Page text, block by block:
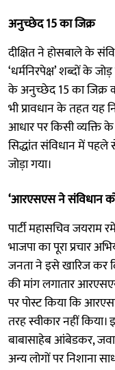
अनुच्छेद 15 का जिक्र
दीक्षित ने होसबाले के
‘धर्मनिरपेक्ष’ शब्दों के
के अनुच्छेद 15 का जिक्र
भी प्रावधान के तहत यह
आधार पर किसी व्यक्ति के
सिद्धांत संविधान में पहले
जोड़ा गया।
‘आरएसएस ने संविधान को
पार्टी महासचिव
भाजपा का पूरा प्रचार
जनता ने इसे खारिज कर
की मांग लगातार आरएसएस
पर पोस्ट किया कि
तरह स्वीकार नहीं
बाबासाहेब आंबेडकर,
अन्य लोगों पर निशाना